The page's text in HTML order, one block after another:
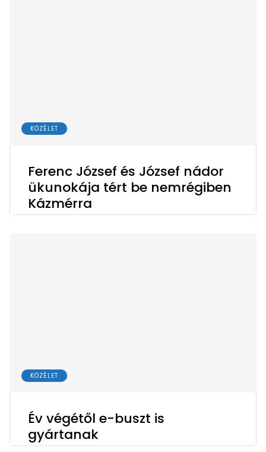
KÖZÉLET
Ferenc József és József nádor
ükunokája tért be nemrégiben
Kázmérra
KÖZÉLET
Év végétől e-buszt is
gyártanak